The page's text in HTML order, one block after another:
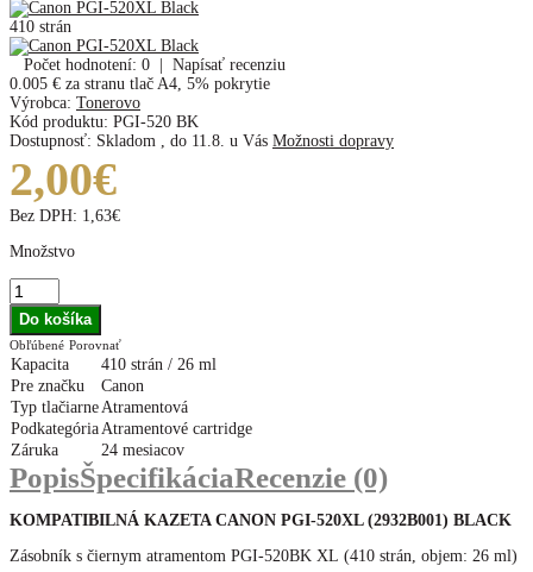
410 strán
Počet hodnotení: 0
Napísať recenziu
0.005 € za stranu tlač A4, 5% pokrytie
Výrobca: Tonerovo
Kód produktu: PGI-520 BK
Dostupnosť: Skladom do 11.8. u Vás Možnosti dopravy
2,00€
Bez DPH: 1,63€
Množstvo
Obľúbené Porovnať
Kapacita
410 strán / 26 ml
Pre značku
Canon
Typ tlačiarne Atramentová
Podkategória Atramentové cartridge
Záruka
24 mesiacov
PopisŠpecifikáciaRecenzie (0)
KOMPATIBILNÁ KAZETA CANON PGI-520XL (2932B001 ) BLACK
Zásobník s čiernym atramentom PGI-520BK XL (410 strán, objem: 26 ml)